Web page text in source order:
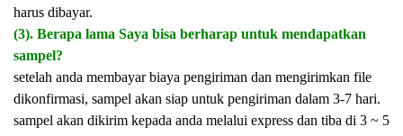
harus dibayar.
(3). Berapa lama Saya bisa berharap untuk mendapatkan
sampel?
setelah anda membayar biaya pengiriman dan mengirimkan file
dikonfirmasi, sampel akan siap untuk pengiriman dalam 3-7 hari.
sampel akan dikirim kepada anda melalui express dan tiba di 3 ~ 5